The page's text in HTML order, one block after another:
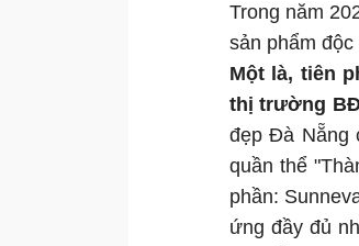
Trong năm
sản phẩm
Một là, tiên
thị trường
đẹp Đà Nẵng
quần thể
phần:
ứng đầy đủ